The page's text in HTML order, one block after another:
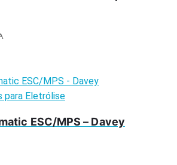
para Eletrólise
ESC/MPS – Davey